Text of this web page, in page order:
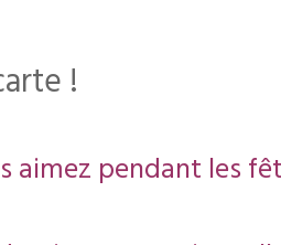
!
aimez pendant les